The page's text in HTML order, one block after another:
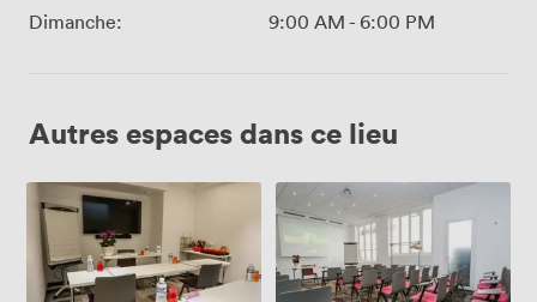
Dimanche:
9:00 AM - 6:00 PM
Autres espaces dans ce lieu
Monet Warhol